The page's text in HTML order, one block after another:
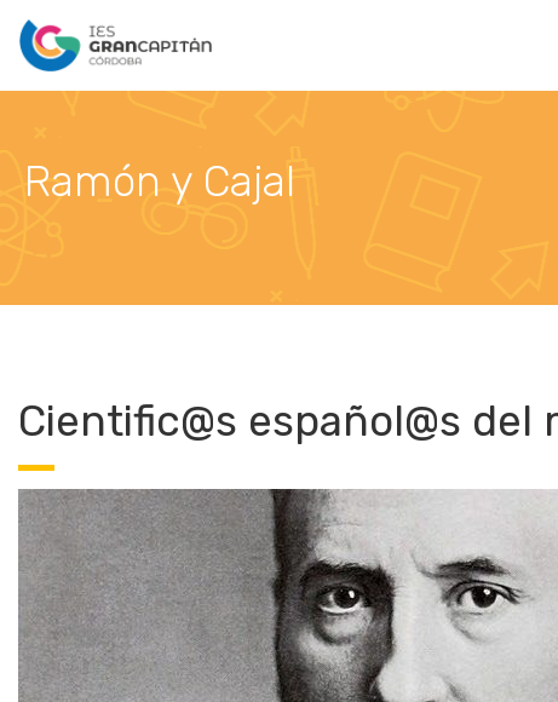
Ramón y Cajal
Cientific@s español@s